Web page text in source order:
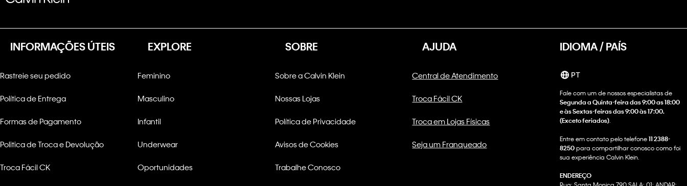
INFORMAÇÕES ÚTEIS
Rastreie seu pedido
Política de Entrega
Formas de Pagamento
Politica de Troca e Devolução
Troca Fácil CK
EXPLORE
Feminino
Masculino
Infantil
Underwear
Oportunidades
SOBRE
Sobre a Calvin Klein
Nossas Lojas
Política de Privacidade
Avisos de Cookies
Trabalhe Conosco
AJUDA
Central de Atendimento
Troca Fácil CK
Troca em Lojas Físicas
Seja um Franqueado
IDIOMA / PAÍS
PT
Fale com um de nossos especialistas de
Segunda a Quinta-feira das 9:00 as 18:00
e às Sextas-feiras das 9:00 às 17:00.
(Exceto feriados)
Entre em contato pelo telefone11 2388-
8250para compartilhar conosco como foi
sua experiência Calvin Klein.
ENDEREÇO